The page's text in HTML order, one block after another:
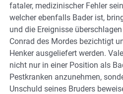
fataler, medizinischer Fehler
welcher ebenfalls Bader ist,
und die Ereignisse
Conrad des Mordes bezichtigt
Henker ausgeliefert werden.
nicht nur in einer Position als
Pestkranken anzunehmen,
Unschuld seines Bruders